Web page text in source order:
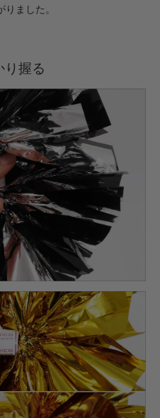
605円(税込)
・【完成仕上】ｸﾞﾘｯﾌﾟ小
・【完成仕上】ｸﾞﾘｯﾌﾟ大
1,243円(税込)
・【カット仕上】ｸﾞﾘｯﾌﾟ小
748円(税込)
・【カット仕上】ｸﾞﾘｯﾌﾟ大
792円(税込)
・【完成仕上】ｸﾞﾘｯﾌﾟ小
1,496円(税込)
・【完成仕上】ｸﾞﾘｯﾌﾟ大
1,540円(税込)
・【カット仕上】ｸﾞﾘｯﾌﾟ小
605円(税込)
・【カット仕上】ｸﾞﾘｯﾌﾟ大
649円(税込)
・【完成仕上】ｸﾞﾘｯﾌﾟ小
1,188円(税込)
・【完成仕上】ｸﾞﾘｯﾌﾟ大
1,232円(税込)
ました。
り握る